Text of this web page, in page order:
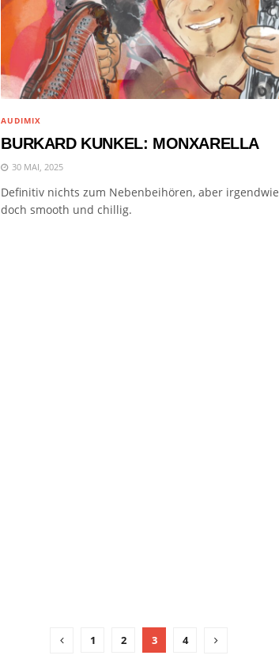
AUDIMIX
BURKARD KUNKEL: MONXARELLA
30 MAI, 2025
Definitiv nichts zum Nebenbeihören, aber irgendwie
doch smooth und chillig.
1 2 3 4